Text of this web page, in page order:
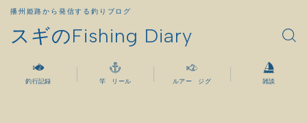
スギのFishing Diary
播州姫路から発信する釣りブログ
釣行記録 竿 リール ルアー ジグ 雑談